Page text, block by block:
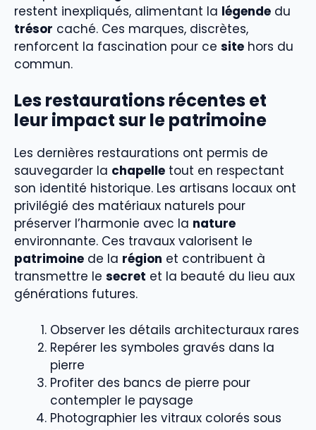
restent inexpliqués, alimentant la légende du
trésor caché. Ces marques, discrètes,
renforcent la fascination pour ce site hors du
commun.
Les restaurations récentes et
leur impact sur le patrimoine
Les dernières restaurations ont permis de
sauvegarder la chapelle tout en respectant
son identité historique. Les artisans locaux ont
privilégié des matériaux naturels pour
préserver l’harmonie avec la nature
environnante. Ces travaux valorisent le
patrimoine de la région et contribuent à
transmettre le secret et la beauté du lieu aux
générations futures.
Observer les détails architecturaux rares
Repérer les symboles gravés dans la
pierre
Profiter des bancs de pierre pour
contempler le paysage
Photographier les vitraux colorés sous